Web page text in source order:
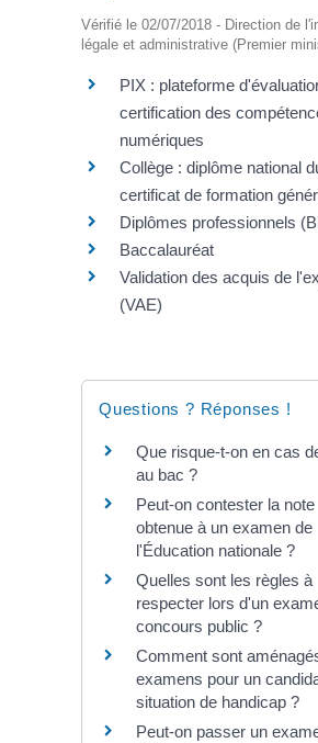
Vérifié le 02/07/2018 - Direction de
légale et administrative (Premier
PIX : plateforme
certification des
numériques
Collège : diplôme national
certificat de formation
Diplômes professionnels
Baccalauréat
Validation des acquis de
(VAE)
Questions ? Réponses !
Que risque-t-on en cas
au bac ?
Peut-on contester la note
obtenue à un examen de
l'Éducation nationale ?
Quelles sont les règles à
respecter lors d'un
concours public ?
Comment sont
examens pour un
situation de handicap ?
Peut-on passer un